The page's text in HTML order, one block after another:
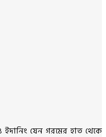
যেন গরমের হাত থেকে